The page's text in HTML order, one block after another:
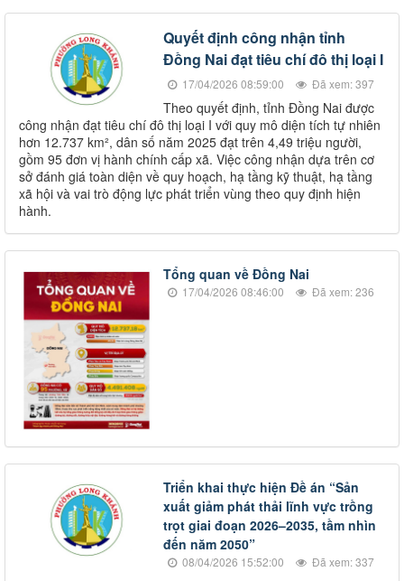
Quyết định công nhận tỉnh
Đồng Nai đạt tiêu chí đô thị loại I
17/04/2026 08:59:00 Đã xem: 397
Theo quyết định, tỉnh Đồng Nai được
công nhận đạt tiêu chí đô thị loại I với quy mô diện tích tự nhiên
hơn 12.737 km², dân số năm 2025 đạt trên 4,49 triệu người,
gồm 95 đơn vị hành chính cấp xã. Việc công nhận dựa trên cơ
sở đánh giá toàn diện về quy hoạch, hạ tầng kỹ thuật, hạ tầng
xã hội và vai trò động lực phát triển vùng theo quy định hiện
hành.
Tổng quan về Đồng Nai
17/04/2026 08:46:00 Đã xem: 236
Triển khai thực hiện Đề án “Sản
xuất giảm phát thải lĩnh vực trồng
trọt giai đoạn 2026–2035, tầm nhìn
đến năm 2050”
08/04/2026 15:52:00 Đã xem: 337